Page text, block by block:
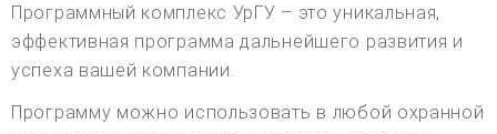
Программный комплекс УрГУ – это уникальная,
эффективная программа дальнейшего развития и
успеха вашей компании.
Программу можно использовать в любой охранной